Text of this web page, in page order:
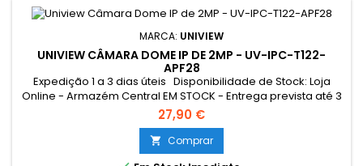
MARCA: UNIVIEW
UNIVIEW CÂMARA DOME IP DE 2MP - UV-IPC-T122-
APF28
Expedição 1 a 3 dias úteis Disponibilidade de Stock: Loja
Online - Armazém Central EM STOCK - Entrega prevista até 3
dias úteis Loja Braga - Rua António Fernandes Ferreira
Gomes SEM STOCK - Por encomenda - chegada até 2 dias
úteis
27,90 €
 Comprar